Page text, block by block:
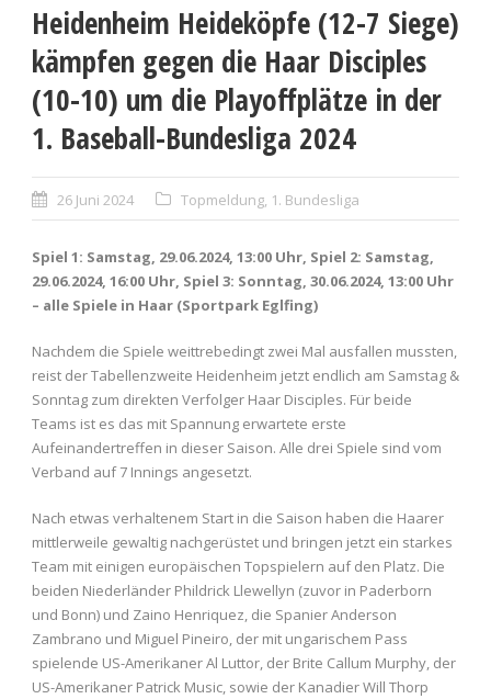
Heidenheim Heideköpfe (12-7 Siege)
kämpfen gegen die Haar Disciples
(10-10) um die Playoffplätze in der
1. Baseball-Bundesliga 2024
26 Juni 2024 Topmeldung, 1. Bundesliga
Spiel 1: Samstag, 29.06.2024, 13:00 Uhr, Spiel 2: Samstag,
29.06.2024, 16:00 Uhr, Spiel 3: Sonntag, 30.06.2024, 13:00 Uhr
– alle Spiele in Haar (Sportpark Eglfing)
Nachdem die Spiele weittrebedingt zwei Mal ausfallen mussten,
reist der Tabellenzweite Heidenheim jetzt endlich am Samstag &
Sonntag zum direkten Verfolger Haar Disciples. Für beide
Teams ist es das mit Spannung erwartete erste
Aufeinandertreffen in dieser Saison. Alle drei Spiele sind vom
Verband auf 7 Innings angesetzt.
Nach etwas verhaltenem Start in die Saison haben die Haarer
mittlerweile gewaltig nachgerüstet und bringen jetzt ein starkes
Team mit einigen europäischen Topspielern auf den Platz. Die
beiden Niederländer Phildrick Llewellyn (zuvor in Paderborn
und Bonn) und Zaino Henriquez, die Spanier Anderson
Zambrano und Miguel Pineiro, der mit ungarischem Pass
spielende US-Amerikaner Al Luttor, der Brite Callum Murphy, der
US-Amerikaner Patrick Music, sowie der Kanadier Will Thorp